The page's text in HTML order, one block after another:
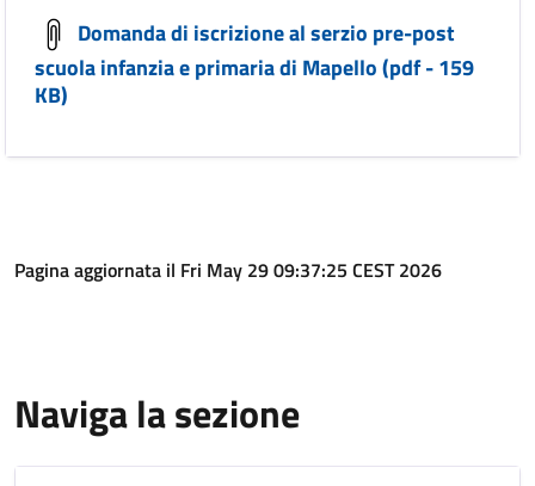
Domanda di iscrizione al serzio pre-post
scuola infanzia e primaria di Mapello (pdf - 159
KB)
Pagina aggiornata il Fri May 29 09:37:25 CEST 2026
Naviga la sezione